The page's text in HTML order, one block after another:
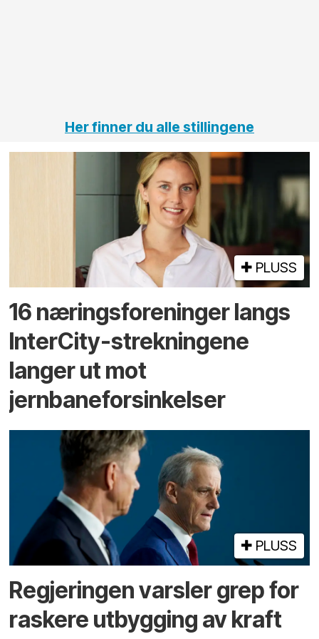
Her finner du alle stillingene
PLUSS
16 næringsforeninger langs
InterCity-strekningene
langer ut mot
jernbaneforsinkelser
PLUSS
Regjeringen varsler grep for
raskere utbygging av kraft